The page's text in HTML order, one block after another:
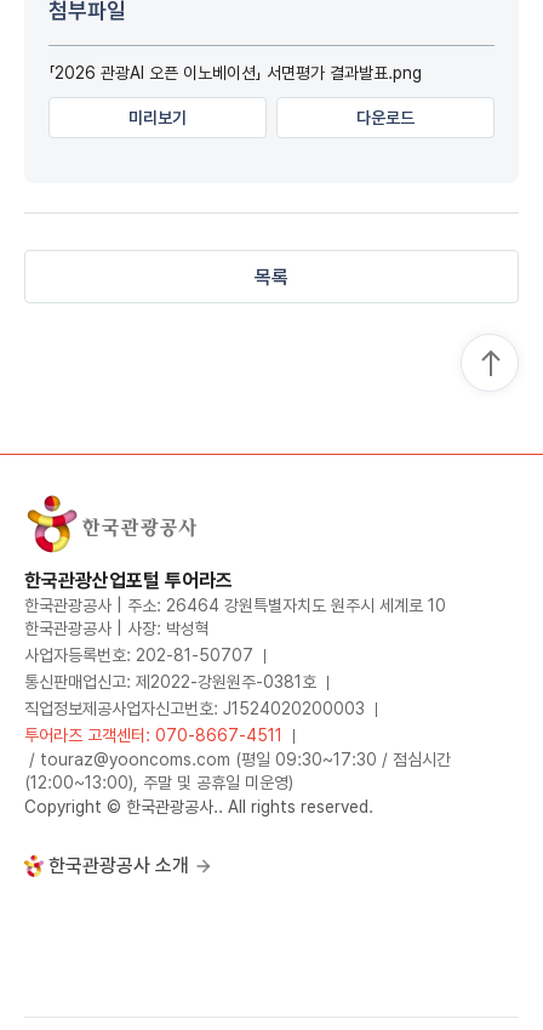
첨부파일
「2026 관광AI 오픈 이노베이션」 서면평가 결과발표.png
미리보기 다운로드
목록
한국관광산업포털 투어라즈
한국관광공사 | 주소: 26464 강원특별자치도 원주시 세계로 10
한국관광공사 | 사장: 박성혁
사업자등록번호: 202-81-50707
통신판매업신고: 제2022-강원원주-0381호
직업정보제공사업자신고번호: J1524020200003
투어라즈 고객센터: 070-8667-4511
/ touraz@yooncoms.com (평일 09:30~17:30 / 점심시간
(12:00~13:00), 주말 및 공휴일 미운영)
Copyright © 한국관광공사.. All rights reserved.
한국관광공사 소개